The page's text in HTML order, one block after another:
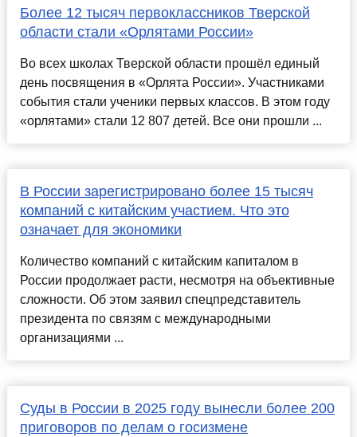
Более 12 тысяч первоклассников Тверской
области стали «Орлятами России»
Во всех школах Тверской области прошёл единый
день посвящения в «Орлята России». Участниками
события стали ученики первых классов. В этом году
«орлятами» стали 12 807 детей. Все они прошли ...
В России зарегистрировано более 15 тысяч
компаний с китайским участием. Что это
означает для экономики
Количество компаний с китайским капиталом в
России продолжает расти, несмотря на объективные
сложности. Об этом заявил спецпредставитель
президента по связям с международными
организациями ...
Суды в России в 2025 году вынесли более 200
приговоров по делам о госизмене